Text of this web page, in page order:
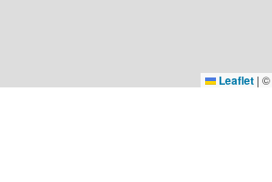
Leaflet | ©